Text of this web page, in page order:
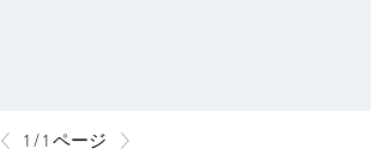
1 / 1 ページ